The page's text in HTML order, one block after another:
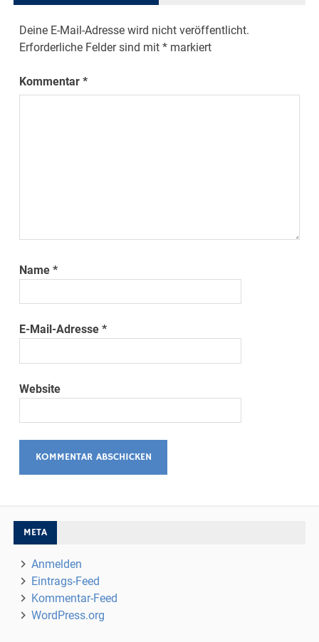
Deine E-Mail-Adresse wird nicht veröffentlicht.
Erforderliche Felder sind mit* markiert
Kommentar*
Name*
E-Mail-Adresse*
Website
META
Anmelden
Eintrags-Feed
Kommentar-Feed
WordPress.org